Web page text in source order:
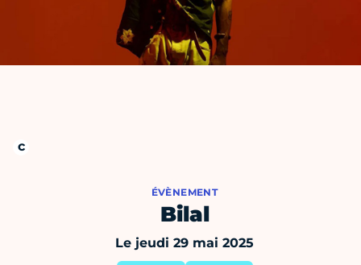
ÉVÈNEMENT
Bilal
Le jeudi 29 mai 2025